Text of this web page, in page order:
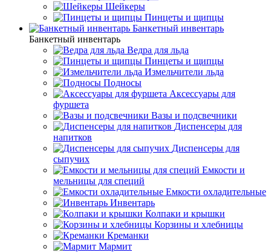
Шейкеры
Пинцеты и щипцы
Банкетный инвентарь
Банкетный инвентарь
Ведра для льда
Пинцеты и щипцы
Измельчители льда
Подносы
Аксессуары для
фуршета
Вазы и подсвечники
Диспенсеры для
напитков
Диспенсеры для
сыпучих
Емкости и
мельницы для специй
Емкости охладительные
Инвентарь
Колпаки и крышки
Корзины и хлебницы
Креманки
Мармит